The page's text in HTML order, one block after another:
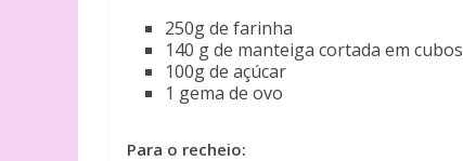
250g de farinha
140 g de manteiga cortada em cubos
100g de açúcar
1 gema de ovo
Para o recheio: